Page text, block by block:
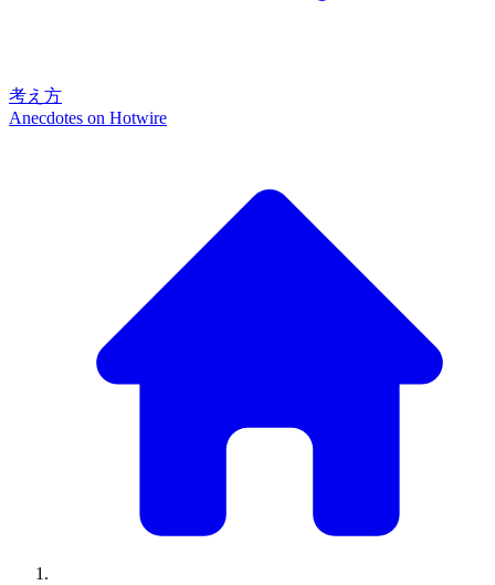
考え方
Anecdotes on Hotwire